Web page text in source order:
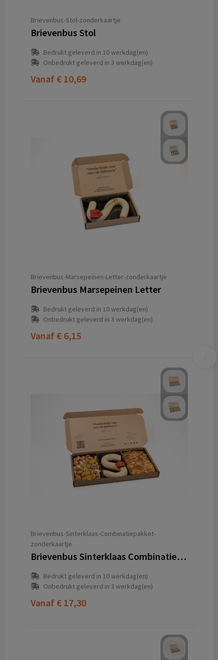
Brievenbus-Stol-zonderkaartje
Brievenbus Stol
Bedrukt geleverd in 10 werkdag(en)
Onbedrukt geleverd in 3 werkdag(en)
Vanaf € 10,69
Brievenbus-Marsepeinen-Letter-zonderkaartje
Brievenbus Marsepeinen Letter
Bedrukt geleverd in 10 werkdag(en)
Onbedrukt geleverd in 3 werkdag(en)
Vanaf € 6,15
Brievenbus-Sinterklaas-Combinatiepakket-
zonderkaartje
Brievenbus Sinterklaas Combinatiepakket
Bedrukt geleverd in 10 werkdag(en)
Onbedrukt geleverd in 3 werkdag(en)
Vanaf € 17,30